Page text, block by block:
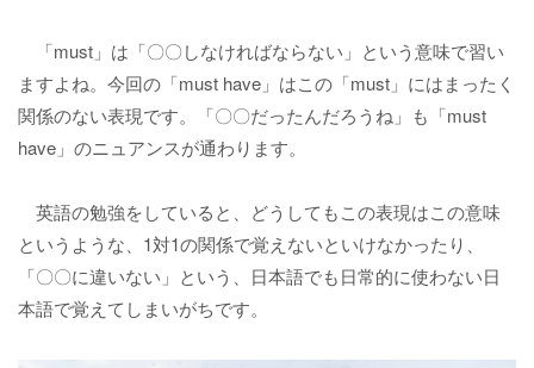
「must」は「〇〇しなければならない」という意味で習い
ますよね。今回の「must have」はこの「must」にはまったく
関係のない表現です。「〇〇だったんだろうね」も「must
have」のニュアンスが通わります。
英語の勉強をしていると、どうしてもこの表現はこの意味
というような、1対1の関係で覚えないといけなかったり、
「〇〇に違いない」という、日本語でも日常的に使わない日
本語で覚えてしまいがちです。